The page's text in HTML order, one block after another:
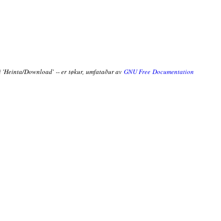
Download' -- er tøkur, umfataður av GNU Free Documentation